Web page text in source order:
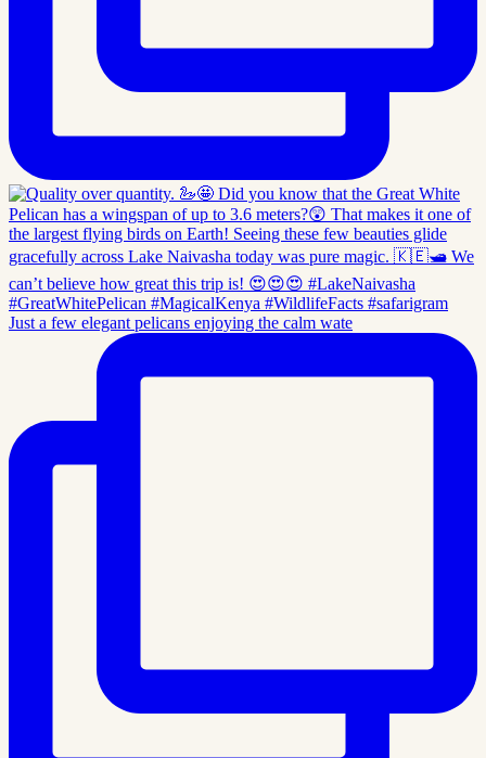
Just a few elegant pelicans enjoying the calm wate